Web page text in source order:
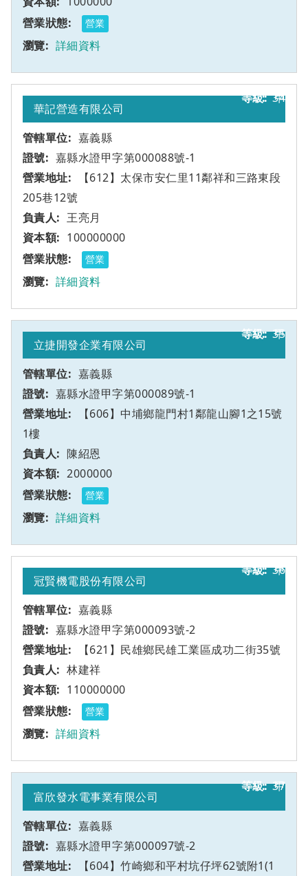
營業
詳細資料
34
華記營造有限公司
嘉義縣
嘉縣水證甲字第000088號-1
【612】太保市安仁里11鄰祥和三路東段
205巷12號
甲
王亮月
100000000
營業
詳細資料
35
立捷開發企業有限公司
嘉義縣
嘉縣水證甲字第000089號-1
【606】中埔鄉龍門村1鄰龍山腳1之15號
1樓
甲
陳紹恩
2000000
營業
詳細資料
36
冠賢機電股份有限公司
嘉義縣
嘉縣水證甲字第000093號-2
【621】民雄鄉民雄工業區成功二街35號
甲
林建祥
110000000
營業
詳細資料
37
富欣發水電事業有限公司
嘉義縣
嘉縣水證甲字第000097號-2
【604】竹崎鄉和平村坑仔坪62號附1(1
甲